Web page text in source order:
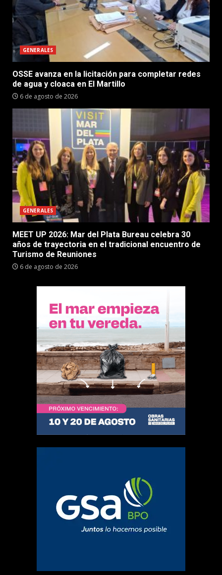
GENERALES
OSSE avanza en la licitación para completar redes
de agua y cloaca en El Martillo
6 de agosto de 2026
GENERALES
MEET UP 2026: Mar del Plata Bureau celebra 30
años de trayectoria en el tradicional encuentro de
Turismo de Reuniones
6 de agosto de 2026